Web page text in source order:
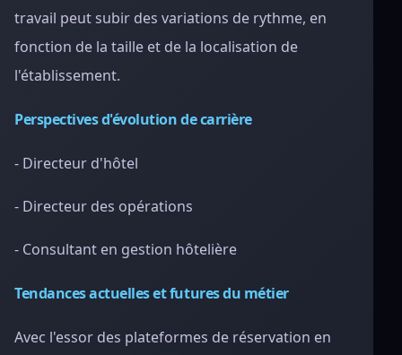
travail peut subir des variations de rythme, en
fonction de la taille et de la localisation de
l'établissement.
Perspectives d'évolution de carrière
- Directeur d'hôtel
- Directeur des opérations
- Consultant en gestion hôtelière
Tendances actuelles et futures du métier
Avec l'essor des plateformes de réservation en